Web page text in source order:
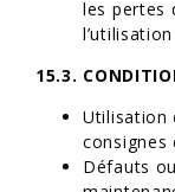
les pertes
15.3.
Utilisation
consignes
Défauts